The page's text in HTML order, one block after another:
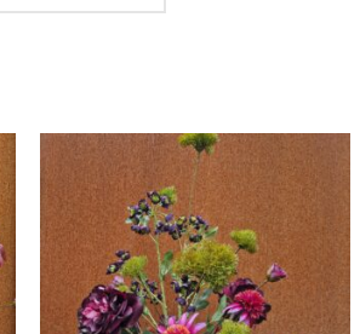
aan
verlanglijst